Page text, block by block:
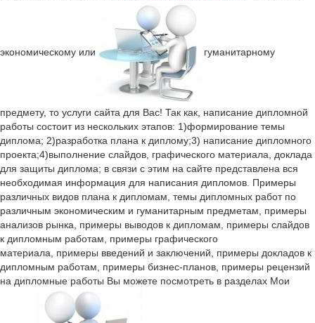
экономическому или гуманитарному
предмету, то услуги сайта для Вас! Так как, написание дипломной
работы состоит из нескольких этапов: 1)формирование темы
диплома; 2)разработка плана к диплому;3) написание дипломного
проекта;4)выполнение слайдов, графического материала, доклада
для защиты диплома; в связи с этим на сайте представлена вся
необходимая информация для написания дипломов. Примеры
различных видов плана к дипломам, темы дипломных работ по
различным экономическим и гуманитарным предметам, примеры
анализов рынка, примеры выводов к дипломам, примеры слайдов
к дипломным работам, примеры графического
материала,
примеры введений и заключений, примеры докладов к
дипломным работам, примеры бизнес-планов, примеры рецензий
на дипломные работы Вы можете посмотреть в разделах Мои